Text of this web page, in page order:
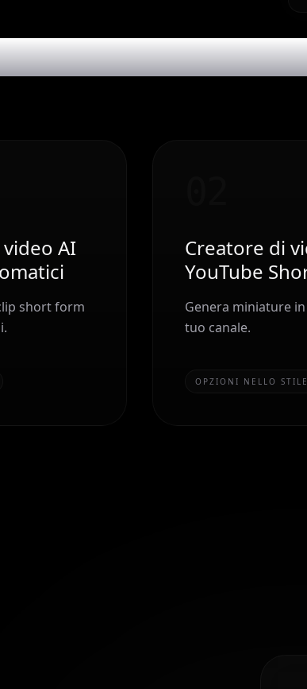
creator
AI
short form
Creatore di
YouTube
Genera miniature
tuo canale.
OPZIONI NELLO